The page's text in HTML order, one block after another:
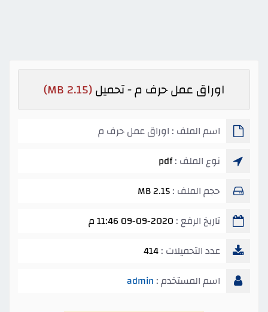
اوراق عمل حرف م - تحميل(2.15 MB)
اسم الملف : اوراق عمل حرف م
نوع الملف :pdf
حجم الملف :2.15 MB
تاريخ الرفع : 09-09-2020 11:46 م
عدد التحميلات :414
اسم المستخدم : admin